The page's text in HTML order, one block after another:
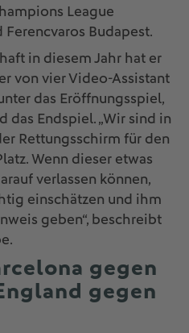
League
Ferencvaros Budapest.
in diesem Jahr hat er
von vier Video-Assistant
das Eröffnungsspiel,
das Endspiel. „Wir sind in
Rettungsschirm für den
Wenn dieser etwas
verlassen können,
einschätzen und ihm
geben“, beschreibt
gegen
gegen